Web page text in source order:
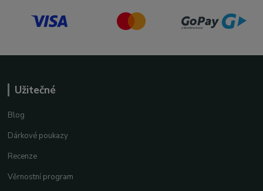
Užitečné
Blog
Dárkové poukazy
Recenze
Věrnostní program